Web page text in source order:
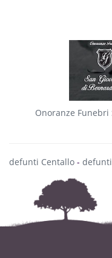
Onoranze Funebri
defunti Centallo -